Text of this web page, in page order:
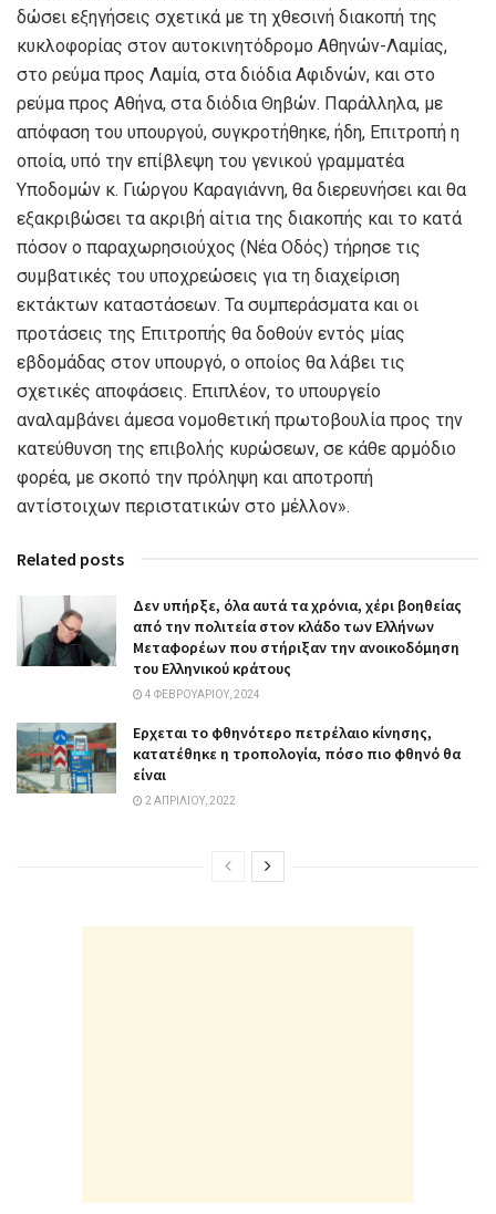
δώσει εξηγήσεις σχετικά με τη χθεσινή διακοπή της
κυκλοφορίας στον αυτοκινητόδρομο Αθηνών-Λαμίας,
στο ρεύμα προς Λαμία, στα διόδια Αφιδνών, και στο
ρεύμα προς Αθήνα, στα διόδια Θηβών. Παράλληλα, με
απόφαση του υπουργού, συγκροτήθηκε, ήδη, Επιτροπή η
οποία, υπό την επίβλεψη του γενικού γραμματέα
Υποδομών κ. Γιώργου Καραγιάννη, θα διερευνήσει και θα
εξακριβώσει τα ακριβή αίτια της διακοπής και το κατά
πόσον ο παραχωρησιούχος (Νέα Οδός) τήρησε τις
συμβατικές του υποχρεώσεις για τη διαχείριση
εκτάκτων καταστάσεων. Τα συμπεράσματα και οι
προτάσεις της Επιτροπής θα δοθούν εντός μίας
εβδομάδας στον υπουργό, ο οποίος θα λάβει τις
σχετικές αποφάσεις. Επιπλέον, το υπουργείο
αναλαμβάνει άμεσα νομοθετική πρωτοβουλία προς την
κατεύθυνση της επιβολής κυρώσεων, σε κάθε αρμόδιο
φορέα, με σκοπό την πρόληψη και αποτροπή
αντίστοιχων περιστατικών στο μέλλον».
Related posts
Δεν υπήρξε, όλα αυτά τα χρόνια, χέρι βοηθείας
από την πολιτεία στον κλάδο των Ελλήνων
Μεταφορέων που στήριξαν την ανοικοδόμηση
του Ελληνικού κράτους
4 ΦΕΒΡΟΥΑΡΊΟΥ, 2024
Ερχεται το φθηνότερο πετρέλαιο κίνησης,
κατατέθηκε η τροπολογία, πόσο πιο φθηνό θα
είναι
2 ΑΠΡΙΛΊΟΥ, 2022